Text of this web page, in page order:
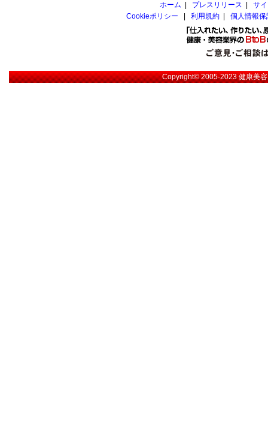
ホーム
プレスリリース
サ
Cookieポリシー
利用規約 個人情報
Copyright© 2005-2023健康美